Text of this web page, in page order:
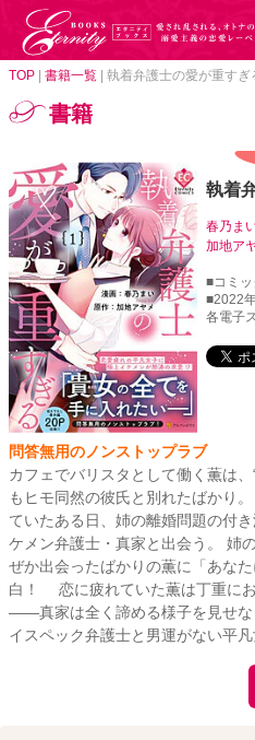
TOP 書籍一覧 執着弁護士の愛が重すぎ
書籍
執着
春乃ま
加地ア
■コミッ
■2022
各電子
問答無用のノンストップラブ
カフェでバリスタとして働く薫は
もヒモ同然の彼氏と別れたばかり
ていたある日、姉の離婚問題の付
ケメン弁護士・真家と出会う。 姉
ぜか出会ったばかりの薫に「あな
白！ 恋に疲れていた薫は丁重に
――真家は全く諦める様子を見せ
イスペック弁護士と男運がない平